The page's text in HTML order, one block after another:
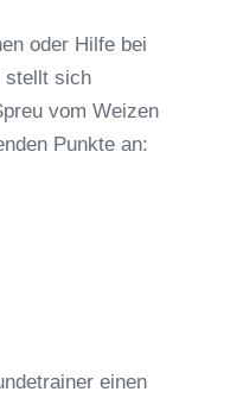
oder Hilfe bei
stellt sich
vom Weizen
Punkte an:
einen